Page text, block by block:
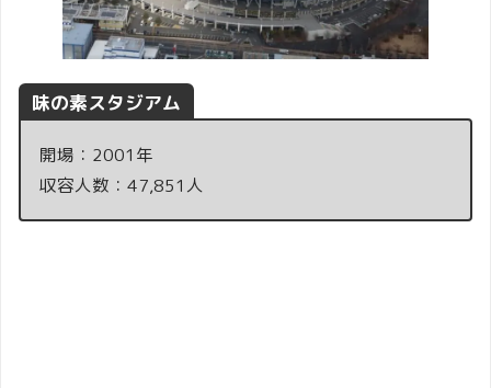
味の素スタジアム
開場：2001年
収容人数：47,851人